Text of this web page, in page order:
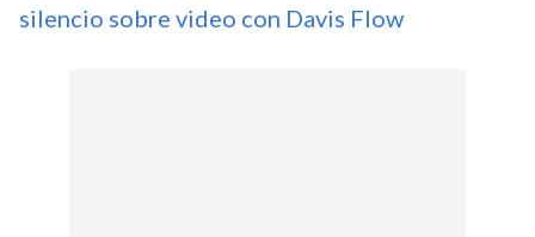
silencio sobre video con Davis Flow